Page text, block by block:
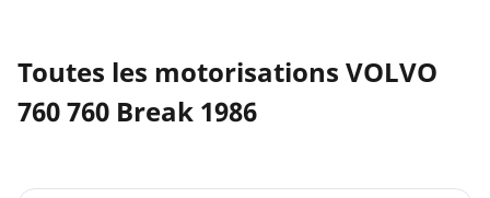
Toutes les motorisations VOLVO
760 760 Break 1986